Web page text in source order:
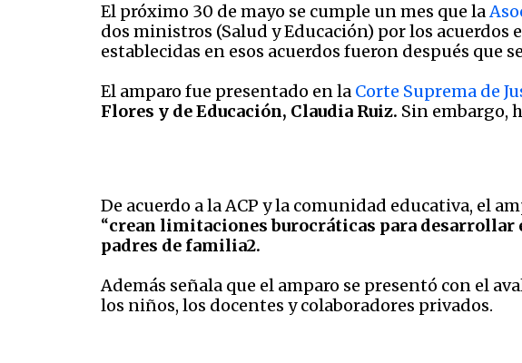
El próximo 30 de mayo se cumple un mes que la
dos ministros (Salud y Educación) por los
establecidas en esos acuerdos fueron después
El amparo fue presentado en la Corte Suprema de
Flores y de Educación, Claudia Ruiz. Sin embargo,
De acuerdo a la ACP y la comunidad educativa, el
“crean limitaciones burocráticas para
padres de familia2.
Además señala que el amparo se presentó con el
los niños, los docentes y colaboradores privados.